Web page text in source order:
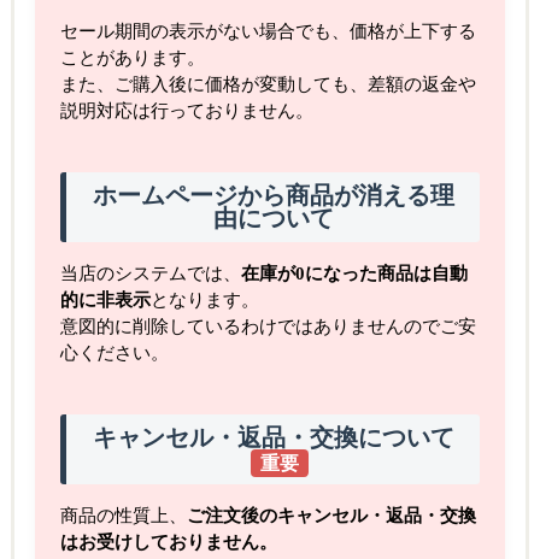
セール期間の表示がない場合でも、価格が上下する
ことがあります。
また、ご購入後に価格が変動しても、差額の返金や
説明対応は行っておりません。
ホームページから商品が消える理
由について
当店のシステムでは、 在庫が0になった商品は自動
的に非表示となります。
意図的に削除しているわけではありませんのでご安
心ください。
キャンセル・返品・交換について
重要
商品の性質上、 ご注文後のキャンセル・返品・交換
はお受けしておりません。